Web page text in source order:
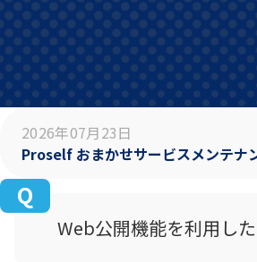
2026年07月23日
Proself おまかせサービスメンテナ
Web公開機能を利用し